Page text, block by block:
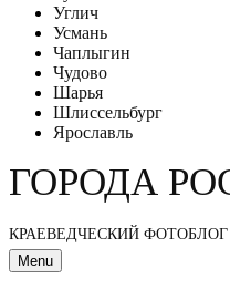
Углич
Усмань
Чаплыгин
Чудово
Шарья
Шлиссельбург
Ярославль
ГОРОДА
КРАЕВЕДЧЕСКИЙ ФОТОБЛОГ
Menu